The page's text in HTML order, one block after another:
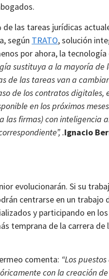
las tareas jurídicas
según TRATO, solución
por ahora, la
sustituya a la mayoría de
de las tareas van a
de los contratos digitales,
en los próximos
las firmas) con inteligencia
.Ignacio
evolucionarán. Si su
centrarse en un trabajo
y participando en
temprana de la carrera de
comenta: “Los
con la creación